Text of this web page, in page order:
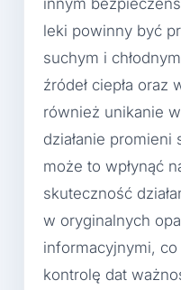
innym
leki powinny być
suchym i
źródeł ciepła oraz
również unikanie
działanie promieni
może to wpłynąć
skuteczność
w oryginalnych
informacyjnymi, co
kontrolę dat